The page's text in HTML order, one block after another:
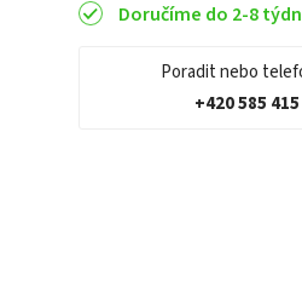
Doručíme do 2-8
Poradit nebo
+420 585